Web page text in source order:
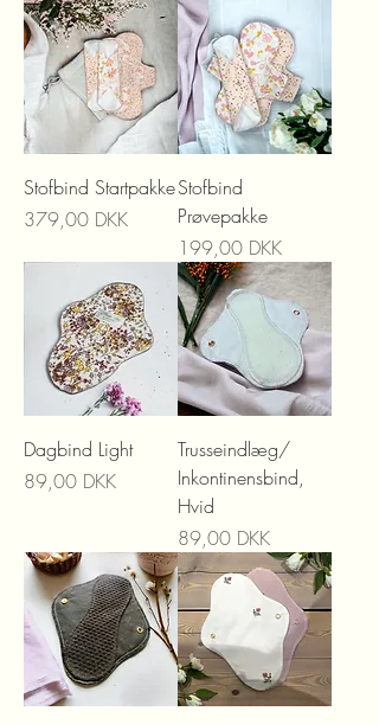
Stofbind Startpakke
Precio
379,00 DKK
Stofbind
Prøvepakke
Precio
199,00 DKK
Dagbind Light
Precio
89,00 DKK
Trusseindlæg/
Inkontinensbind,
Hvid
Precio
89,00 DKK